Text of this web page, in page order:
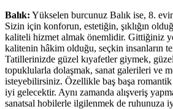
Balık: Yükselen burcunuz Balık ise, 8.
Sizin için konforun, estetiğin, şıklığın
kaliteli hizmet almak önemlidir. Gittiğiniz
kalitenin hâkim olduğu, seçkin insanların
Tatillerinizde güzel kıyafetler giymek,
topuklularla dolaşmak, sanat galerileri ve
isteyebilirsiniz. Özellikle baş başa
iyi gelecektir. Aynı zamanda alışveriş
sanatsal hobilerle ilgilenmek de ruhunuza